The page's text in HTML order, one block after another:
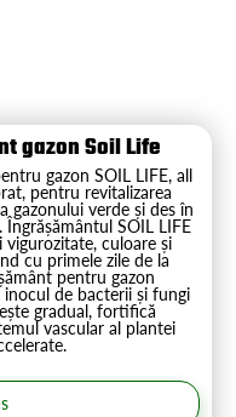
gazon Soil Life
gazon SOIL LIFE, all
pentru revitalizarea
gazonului verde și des în
SOIL LIFE
vigurozitate, culoare și
cu primele zile de la
pentru gazon
de bacterii și fungi
gradual, fortifică
vascular al plantei